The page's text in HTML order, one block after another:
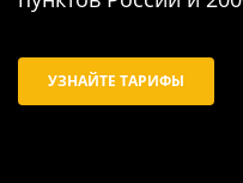
УЗНАЙТЕ ТАРИФЫ